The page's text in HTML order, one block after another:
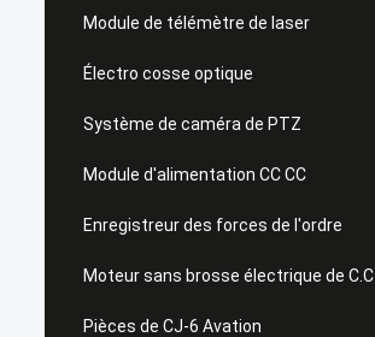
Module de télémètre de laser
Électro cosse optique
Système de caméra de PTZ
Module d'alimentation CC CC
Enregistreur des forces de l'ordre
Moteur sans brosse électrique de C.C
Pièces de CJ-6 Avation